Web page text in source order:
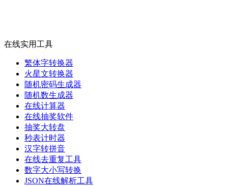
在线实用工具
繁体字转换器
火星文转换器
随机密码生成器
随机数生成器
在线计算器
在线抽奖软件
抽奖大转盘
秒表计时器
汉字转拼音
在线去重复工具
数字大小写转换
JSON在线解析工具